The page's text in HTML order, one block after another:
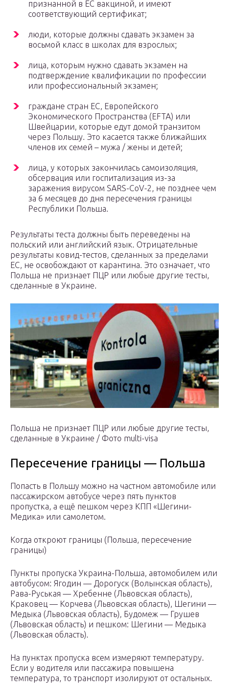
признанной в ЕС вакциной, и имеют
соответствующий сертификат;
люди, которые должны сдавать экзамен за
восьмой класс в школах для взрослых;
лица, которым нужно сдавать экзамен на
подтверждение квалификации по профессии
или профессиональный экзамен;
граждане стран ЕС, Европейского
Экономического Пространства (EFTA) или
Швейцарии, которые едут домой транзитом
через Польшу. Это касается также ближайших
членов их семей – мужа / жены и детей;
лица, у которых закончилась самоизоляция,
обсервация или госпитализация из-за
заражения вирусом SARS-CoV-2, не позднее чем
за 6 месяцев до дня пересечения границы
Республики Польша.
Результаты теста должны быть переведены на
польский или английский язык. Отрицательные
результаты ковид-тестов, сделанных за пределами
ЕС, не освобождают от карантина. Это означает, что
Польша не признает ПЦР или любые другие тесты,
сделанные в Украине.
Польша не признает ПЦР или любые другие тесты,
сделанные в Украине / Фото multi-visa
Пересечение границы — Польша
Попасть в Польшу можно на частном автомобиле или
пассажирском автобусе через пять пунктов
пропустка, а ещё пешком через КПП «Шегини-
Медика» или самолетом.
Когда откроют границы (Польша, пересечение
границы)
Пункты пропуска Украина-Польша, автомобилем или
автобусом: Ягодин — Дорогуск (Волынская область),
Рава-Руськая — Хребенне (Львовская область),
Краковец — Корчева (Львовская область), Шегини —
Медыка (Львовская область), Будомеж — Грушев
(Львовская область) и пешком: Шегини — Медыка
(Львовская область).
На пунктах пропуска всем измеряют температуру.
Если у водителя или пассажира повышена
температура, то транспорт изолируют от остальных.